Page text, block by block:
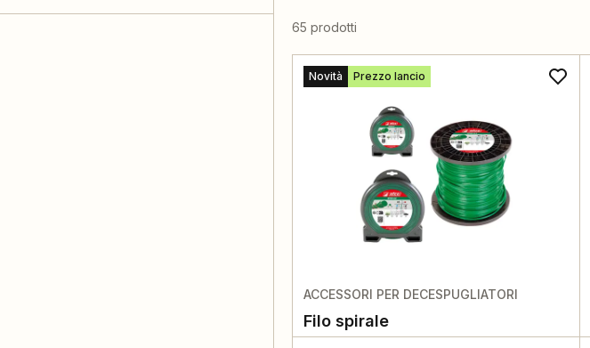
65 prodotti
Novità Prezzo lancio
ACCESSORI PER DECESPUGLIATORI
Filo spirale